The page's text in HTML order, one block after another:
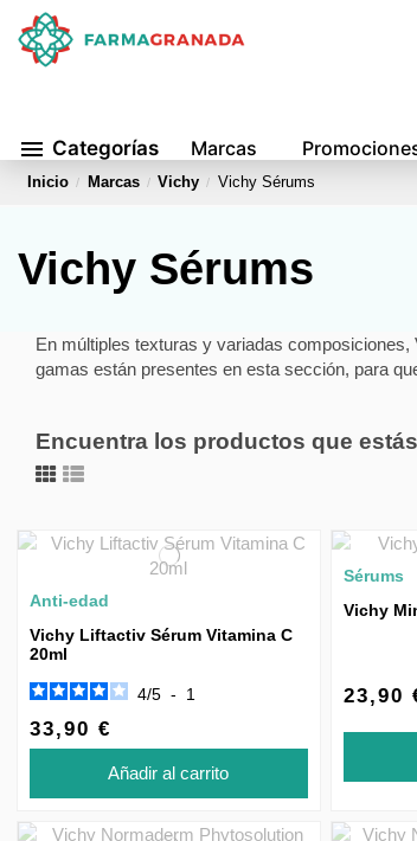
menu Categorías Marcas
Inicio Marcas Vichy Vichy Sérums
Vichy Sérums
En múltiples texturas y variadas
gamas están presentes en esta sección, para
Encuentra los productos que
Anti-edad
Vichy Liftactiv Sérum Vitamina C
20ml
4/5 - 1
33,90 €
Añadir al carrito
Sérums
Vichy
23,90